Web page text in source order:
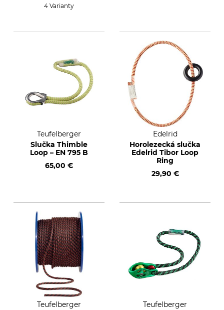
4 Varianty
Teufelberger
Slučka Thimble
Loop – EN 795 B
65,00 €
Edelrid
Horolezecká slučka
Edelrid Tibor Loop
Ring
29,90 €
Teufelberger
Teufelberger